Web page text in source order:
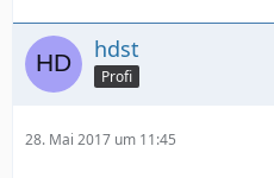
hdst
Profi
28. Mai 2017 um 11:45